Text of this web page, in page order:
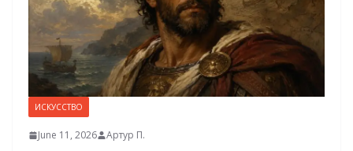
ИСКУССТВО
June 11, 2026 Артур П.